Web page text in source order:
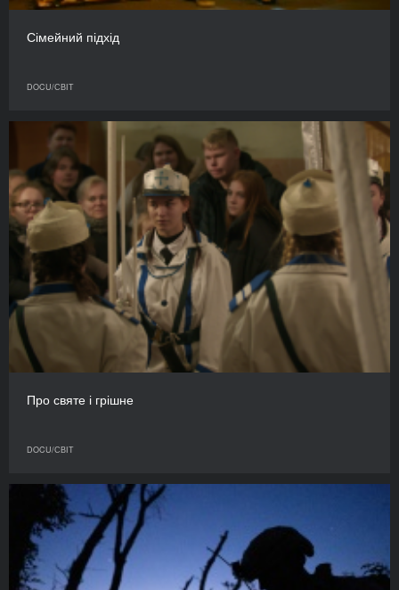
Сімейний підхід
DOCU/СВІТ
Про святе і грішне
DOCU/СВІТ